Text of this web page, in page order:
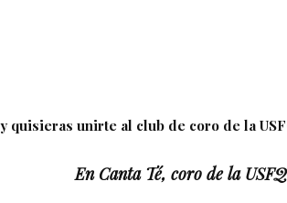
quisieras unirte al club de coro de la
En Canta Té, coro de la USFQ